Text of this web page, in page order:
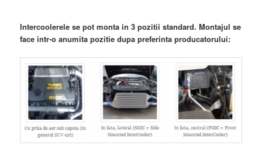
Intercoolerele se pot monta in 3 pozitii standard. Montajul se
face intr-o anumita pozitie dupa preferinta producatorului: